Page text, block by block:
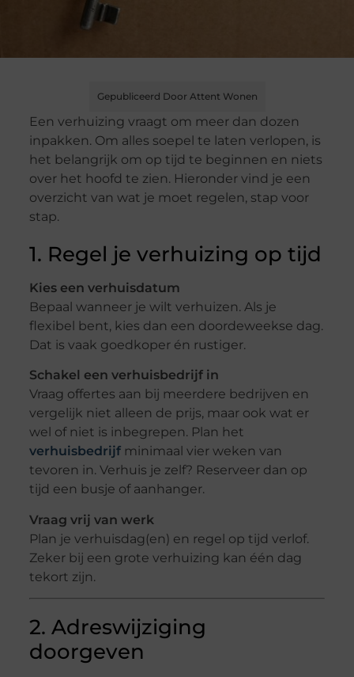
Gepubliceerd Door Attent Wonen
Een verhuizing vraagt om meer dan dozen
inpakken. Om alles soepel te laten verlopen, is
het belangrijk om op tijd te beginnen en niets
over het hoofd te zien. Hieronder vind je een
overzicht van wat je moet regelen, stap voor
stap.
1. Regel je verhuizing op tijd
Kies een verhuisdatum
Bepaal wanneer je wilt verhuizen. Als je
flexibel bent, kies dan een doordeweekse dag.
Dat is vaak goedkoper én rustiger.
Schakel een verhuisbedrijf in
Vraag offertes aan bij meerdere bedrijven en
vergelijk niet alleen de prijs, maar ook wat er
wel of niet is inbegrepen. Plan het
verhuisbedrijfminimaal vier weken van
tevoren in. Verhuis je zelf? Reserveer dan op
tijd een busje of aanhanger.
Vraag vrij van werk
Plan je verhuisdag(en) en regel op tijd verlof.
Zeker bij een grote verhuizing kan één dag
tekort zijn.
2. Adreswijziging
doorgeven